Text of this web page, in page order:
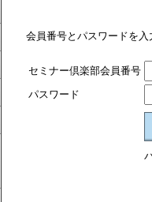
会員番号とパスワードを
セミナー倶楽部会員番号
パスワード